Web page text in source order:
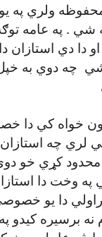
ولري په يو
شي . په عامه
دا دي استازان
چه دوي به خپل
خواه کي دا
لري چه
کړي خو
په وخت دا
دا يو
نه برسيره کيدو